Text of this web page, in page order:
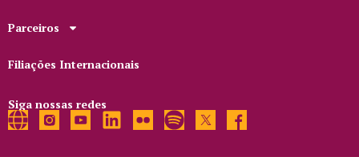
Parceiros
Filiações Internacionais
Siga nossas redes